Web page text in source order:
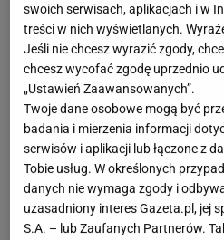
miesiące. - Tam nie ma
założenia, że będą płacić
Rozumiem, że może nie być
przyjdzie do szatni i powie:
problem, zabezpieczcie się
Ale po tym czasie na pewno
jednak co tydzień słyszysz,
pieniądze za kolejny tydzień.
grupa kilku zawodników się
swoich serwisach, aplikacjach i w
treści w nich wyświetlanych.
Jeśli nie chcesz wyrazić zgody,
chcesz wycofać zgodę uprzednio
„Ustawień Zaawansowanych”.
Twoje dane osobowe mogą być
badania i mierzenia informacji
serwisów i aplikacji lub łączone z
Tobie usług. W określonych
danych nie wymaga zgody i
uzasadniony interes Gazeta.pl, jej
S.A. – lub Zaufanych Partnerów.